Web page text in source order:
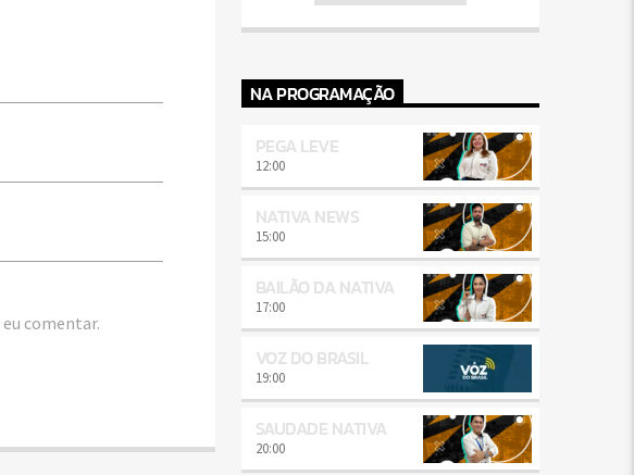
comentar.
NA PROGRAMAÇÃO
PEGA LEVE
12:00
NATIVA NEWS
15:00
BAILÃO DA NATIVA
17:00
VOZ DO BRASIL
19:00
SAUDADE NATIVA
20:00